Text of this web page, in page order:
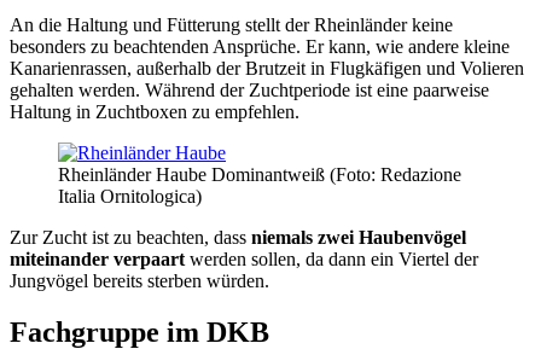
An die Haltung und Fütterung stellt der Rheinländer keine
besonders zu beachtenden Ansprüche. Er kann, wie andere kleine
Kanarienrassen, außerhalb der Brutzeit in Flugkäfigen und Volieren
gehalten werden. Während der Zuchtperiode ist eine paarweise
Haltung in Zuchtboxen zu empfehlen.
Rheinländer Haube Dominantweiß (Foto: Redazione
Italia Ornitologica)
Zur Zucht ist zu beachten, dass niemals zwei Haubenvögel
miteinander verpaart werden sollen, da dann ein Viertel der
Jungvögel bereits sterben würden.
Fachgruppe im DKB